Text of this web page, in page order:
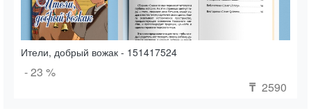
Ители, добрый вожак - 151417524
- 23 %
₸ 2590